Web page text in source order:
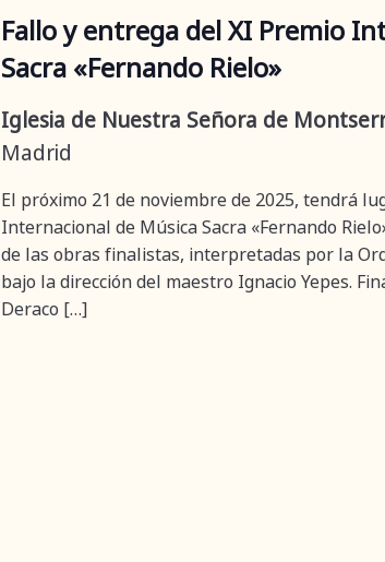
Fallo y entrega del XI Premio
Sacra «Fernando Rielo»
Iglesia de Nuestra Señora de
Madrid
El próximo 21 de noviembre de 2025, tendrá
Internacional de Música Sacra «Fernando
de las obras finalistas, interpretadas por la
bajo la dirección del maestro Ignacio Yepes.
Deraco […]